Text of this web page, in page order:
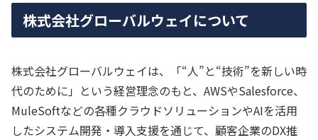
株式会社グローバルウェイについて
株式会社グローバルウェイは、「“人”と“技術”を新しい時
代のために」という経営理念のもと、AWSやSalesforce、
MuleSoftなどの各種クラウドソリューションやAIを活用
したシステム開発・導入支援を通じて、顧客企業のDX推